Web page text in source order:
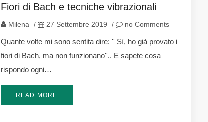
Fiori di Bach e tecniche vibrazionali
Milena / 27 Settembre 2019 / no Comments
Quante volte mi sono sentita dire: '' Sì, ho già provato i
fiori di Bach, ma non funzionano''.. E sapete cosa
rispondo ogni…
READ MORE